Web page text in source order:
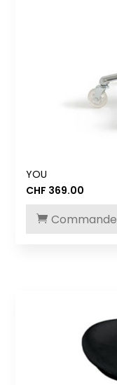
YOU
CHF 369.00